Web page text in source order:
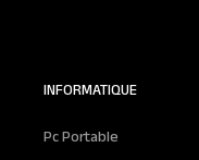
INFORMATIQUE
Pc Portable